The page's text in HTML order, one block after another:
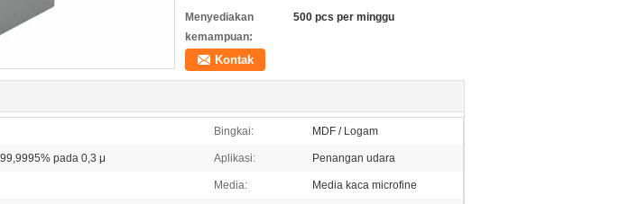
Menyediakan
kemampuan:
500 pcs per minggu
Kontak
Bingkai: MDF / Logam
pada 0,3 μ Aplikasi: Penangan udara
Media: Media kaca microfine